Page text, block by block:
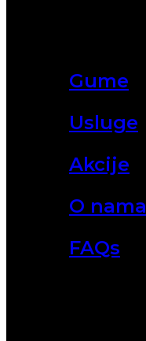
Gume
Usluge
Akcije
O nama
FAQs